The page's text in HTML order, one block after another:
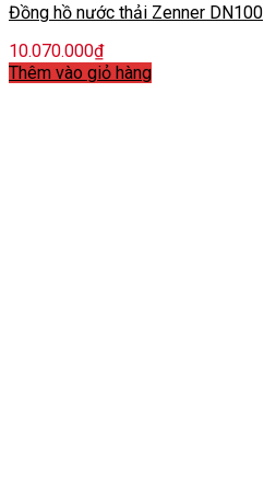
Đồng hồ nước thải Zenner DN100
10.070.000₫
Thêm vào giỏ hàng